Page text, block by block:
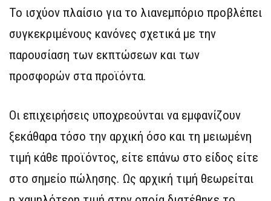
Το ισχύον πλαίσιο για το λιανεμπόριο προβλέπει
συγκεκριμένους κανόνες σχετικά με την
παρουσίαση των εκπτώσεων και των
προσφορών στα προϊόντα.
Οι επιχειρήσεις υποχρεούνται να εμφανίζουν
ξεκάθαρα τόσο την αρχική όσο και τη μειωμένη
τιμή κάθε προϊόντος, είτε επάνω στο είδος είτε
στο σημείο πώλησης. Ως αρχική τιμή θεωρείται